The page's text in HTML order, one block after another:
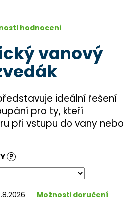
hodnocení
vanový
ideální řešení
pro ty, kteří
při vstupu do vany nebo
?
Možnosti doručení
HLEDAT